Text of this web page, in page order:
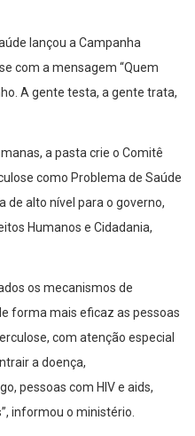
lançou a Campanha
com a mensagem “Quem
A gente testa, a gente trata,
a pasta crie o Comitê
como Problema de Saúde
de alto nível para o governo,
Humanos e Cidadania,
os mecanismos de
forma mais eficaz as pessoas
com atenção especial
a doença,
pessoas com HIV e aids,
informou o ministério.